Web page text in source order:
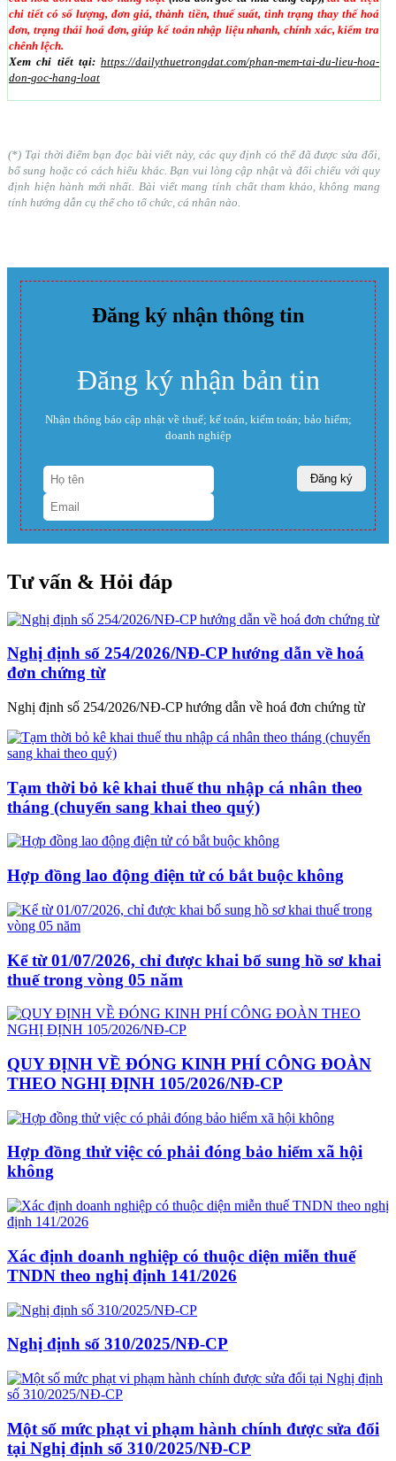
chi tiết có số lượng, đơn giá, thành tiền, thuế suất, tình trạng thay thế hoá
đơn, trạng thái hoá đơn, giúp kế toán nhập liệu nhanh, chính xác, kiểm tra
chênh lệch.
Xem chi tiết tại: https://dailythuetrongdat.com/phan-mem-tai-du-lieu-hoa-
don-goc-hang-loat
(*) Tại thời điểm bạn đọc bài viết này, các quy định có thể đã được sửa đổi,
bổ sung hoặc có cách hiểu khác. Bạn vui lòng cập nhật và đối chiếu với quy
định hiện hành mới nhất. Bài viết mang tính chất tham khảo, không mang
tính hướng dẫn cụ thể cho tổ chức, cá nhân nào.
Đăng ký nhận thông tin
Đăng ký nhận bản tin
Nhận thông báo cập nhật về thuế; kế toán, kiểm toán; bảo hiểm;
doanh nghiệp
Tư vấn & Hỏi đáp
Nghị định số 254/2026/NĐ-CP hướng dẫn về hoá
đơn chứng từ
Nghị định số 254/2026/NĐ-CP hướng dẫn về hoá đơn chứng từ
Tạm thời bỏ kê khai thuế thu nhập cá nhân theo
tháng (chuyển sang khai theo quý)
Hợp đồng lao động điện tử có bắt buộc không
Kể từ 01/07/2026, chỉ được khai bổ sung hồ sơ khai
thuế trong vòng 05 năm
QUY ĐỊNH VỀ ĐÓNG KINH PHÍ CÔNG ĐOÀN
THEO NGHỊ ĐỊNH 105/2026/NĐ-CP
Hợp đồng thử việc có phải đóng bảo hiểm xã hội
không
Xác định doanh nghiệp có thuộc diện miễn thuế
TNDN theo nghị định 141/2026
Nghị định số 310/2025/NĐ-CP
Một số mức phạt vi phạm hành chính được sửa đổi
tại Nghị định số 310/2025/NĐ-CP